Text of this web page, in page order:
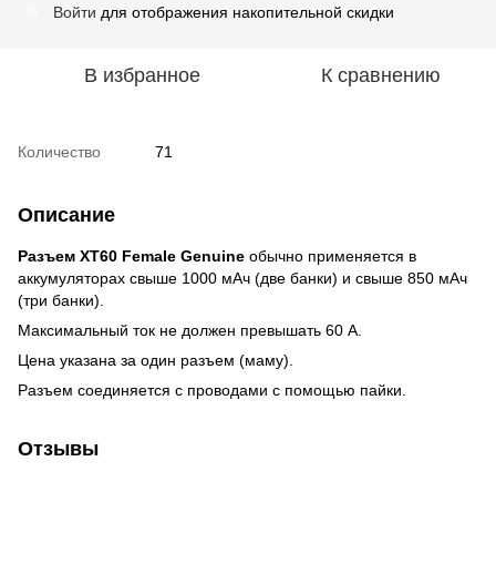
Войти для отображения накопительной скидки
В избранное К сравнению
Количество 71
Описание
Разъем XT60 Female Genuine обычно применяется в
аккумуляторах свыше 1000 мАч (две банки) и свыше 850 мАч
(три банки).
Максимальный ток не должен превышать 60 А.
Цена указана за один разъем (маму).
Разъем соединяется с проводами с помощью пайки.
Отзывы